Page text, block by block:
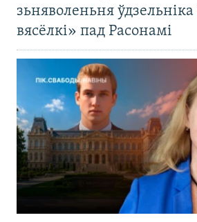
зьняволеньня ўдзельніка
вясёлкі» пад Расонамі